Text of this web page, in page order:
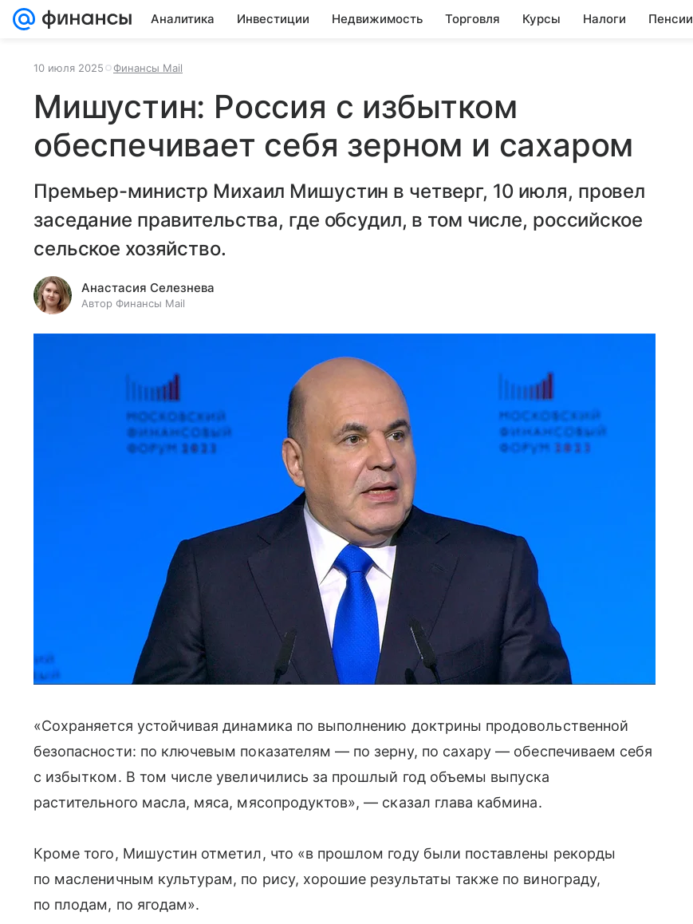
Аналитика Инвестиции Недвижимость Торговля Курсы Налоги Пенсии
10 июля 2025 Финансы Mail
Мишустин: Россия с избытком
обеспечивает себя зерном и сахаром
Премьер-министр Михаил Мишустин в четверг, 10 июля, провел
заседание правительства, где обсудил, в том числе, российское
сельское хозяйство.
Анастасия Селезнева
Автор Финансы Mail
«Сохраняется устойчивая динамика по выполнению доктрины продовольственной
безопасности: по ключевым показателям — по зерну, по сахару — обеспечиваем себя
с избытком. В том числе увеличились за прошлый год объемы выпуска
растительного масла, мяса, мясопродуктов», — сказал глава кабмина.
Кроме того, Мишустин отметил, что «в прошлом году были поставлены рекорды
по масленичным культурам, по рису, хорошие результаты также по винограду,
по плодам, по ягодам».